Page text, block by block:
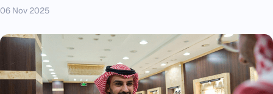
06 Nov 2025